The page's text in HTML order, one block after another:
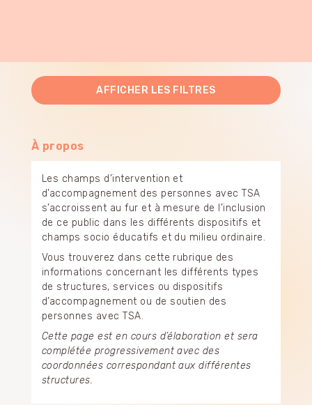
AFFICHER LES FILTRES
À propos
Les champs d’intervention et
d’accompagnement des personnes avec TSA
s’accroissent au fur et à mesure de l’inclusion
de ce public dans les différents dispositifs et
champs socio éducatifs et du milieu ordinaire.
Vous trouverez dans cette rubrique des
informations concernant les différents types
de structures, services ou dispositifs
d’accompagnement ou de soutien des
personnes avec TSA.
Cette page est en cours d’élaboration et sera
complétée progressivement avec des
coordonnées correspondant aux différentes
structures.